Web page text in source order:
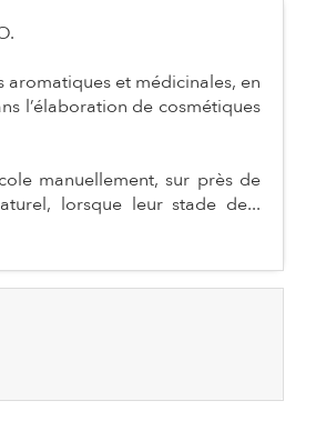
aromatiques et médicinales, en
l’élaboration de cosmétiques
manuellement, sur près de
lorsque leur stade de...